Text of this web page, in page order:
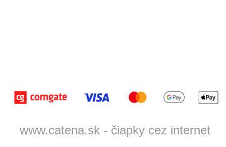
www.catena.sk - čiapky cez internet